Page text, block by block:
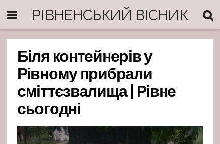
РІВНЕНСЬКИЙ ВІСНИК
Біля контейнерів у
Рівному прибрали
сміттєзвалища | Рівне
сьогодні